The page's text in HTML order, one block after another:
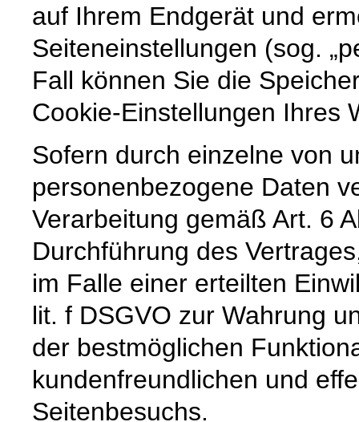
auf Ihrem Endgerät und
Seiteneinstellungen (sog.
Fall können Sie die
Cookie-Einstellungen Ihres
Sofern durch einzelne von
personenbezogene Daten
Verarbeitung gemäß Art. 6
Durchführung des
im Falle einer erteilten
lit. f DSGVO zur Wahrung
der bestmöglichen
kundenfreundlichen und
Seitenbesuchs.